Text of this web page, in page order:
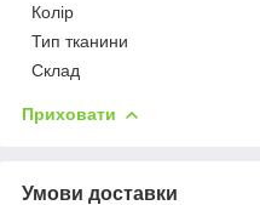
Колір
Тип тканини
Склад
Приховати
Умови доставки